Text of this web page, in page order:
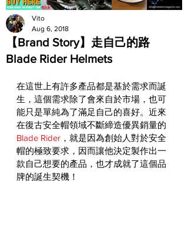
【Brand Story】走自己的路
Blade Rider Helmets
Vito
Aug 6, 2018
在這世上有許多產品都是基於需求而誕
生，這個需求除了會來自於市場，也可
能只是單純為了滿足自己的喜好。近來
在復古安全帽領域不斷締造優異銷量的
Blade Rider ，就是因為創始人對於安全
帽的極致要求，因而讓他決定製作出一
款自己想要的產品，也才成就了這個品
牌的誕生契機！